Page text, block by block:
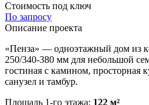
Стоимость под ключ
По запросу
Описание проекта
«Пенза» — одноэтажный дом из
250/340-380 мм для небольшой
гостиная с камином, просторная
санузел и тамбур.
Площадь 1-го этажа: 122 м²